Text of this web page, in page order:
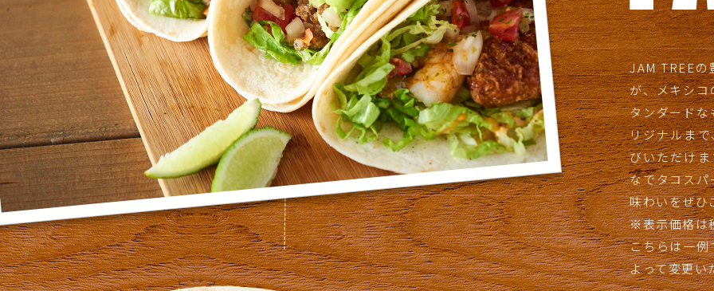
JAM TREEの
が、メキシ
タンダード
リジナルま
びいただけ
なでタコス
味わいをぜひ
※表示価格は
こちらは一
よって変更い